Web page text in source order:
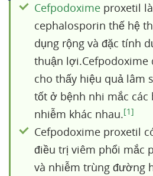
Cefpodoxime proxetil
cephalosporin thế hệ
dụng rộng và đặc tính
thuận lợi.Cefpodoxime
cho thấy hiệu quả lâm
tốt ở bệnh nhi mắc các
nhiễm khác nhau.[1]
Cefpodoxime proxetil
điều trị viêm phổi mắc
và nhiễm trùng đường